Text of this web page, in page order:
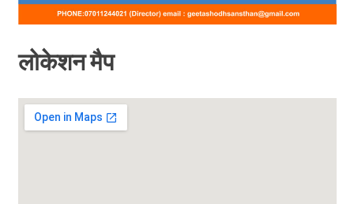
लोकेशन मैप